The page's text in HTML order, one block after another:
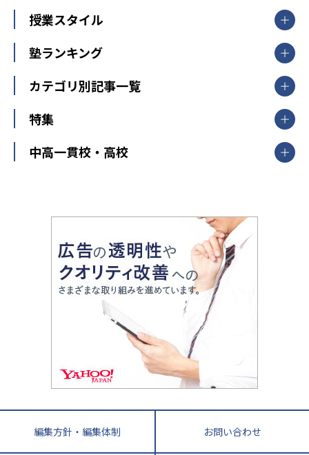
山形県
福島県
関東
東京都
神奈川県
茨城県
栃木県
群馬県
新潟県
中部
愛知県
静岡県
長野県
大阪府
兵庫県 京都府 奈良県
和歌山県
鳥取県
島根県 岡山県 広島県
香川県
高知県
長崎県 熊本県
鹿児島県 沖縄県
【掲載塾一覧を見る】
東京個別指導学院
明光義塾
個別教室のトライ
武田塾
授業スタイル
個別指導
オンライン指導
塾ランキング
中学受験ランキング
カテゴリ別記事一覧
中学受験
大学受験
教育全般
大学受験塾の選び方
中学受験に熱心な市区町村ランキング
小学校受験
家庭教師
特集
開成番長直伝！子どもの受験を成功させる方法
運動と遊びを考える
情報Ⅰ、数学が苦手な人注目！最短距離の学力
アップ法
悩み多き「大学受験」相談室
英語・英会話・英検対策
小学校教師が解説！中学受験のリアル
教育ジャーナリストが徹底解説！ 大学受験の羅
中高一貫校・高校
大学入試改革
ママテクエグザム
進化する中高一貫校・高校
編集方針・編集体制 お問い合わせ